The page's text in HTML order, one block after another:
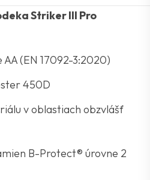
Striker III Pro
(EN 17092-3:2020)
450D
v oblastiach obzvlášť
B-Protect® úrovne 2